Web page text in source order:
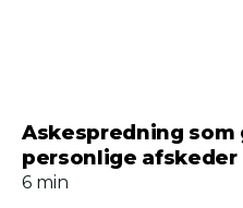
Askespredning som
personlige afskeder
6 min